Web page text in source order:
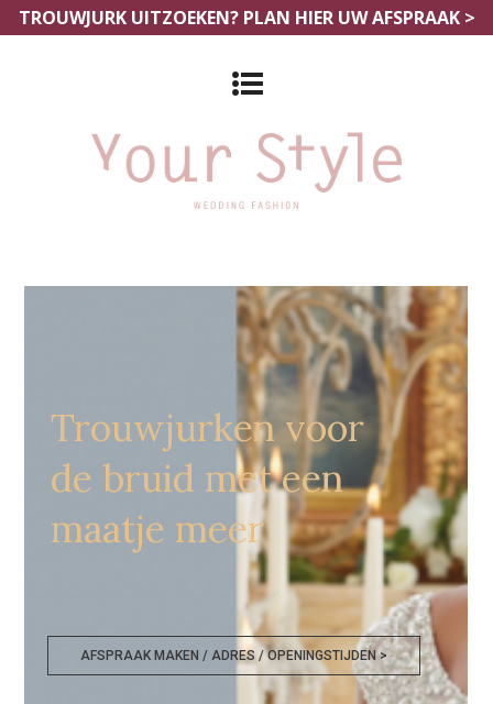
TROUWJURK UITZOEKEN? PLAN HIER UW AFSPRAAK >
Goedkope Trouwkledij
Trouwjurken voor
de bruid met een
maatje meer
AFSPRAAK MAKEN / ADRES / OPENINGSTIJDEN >